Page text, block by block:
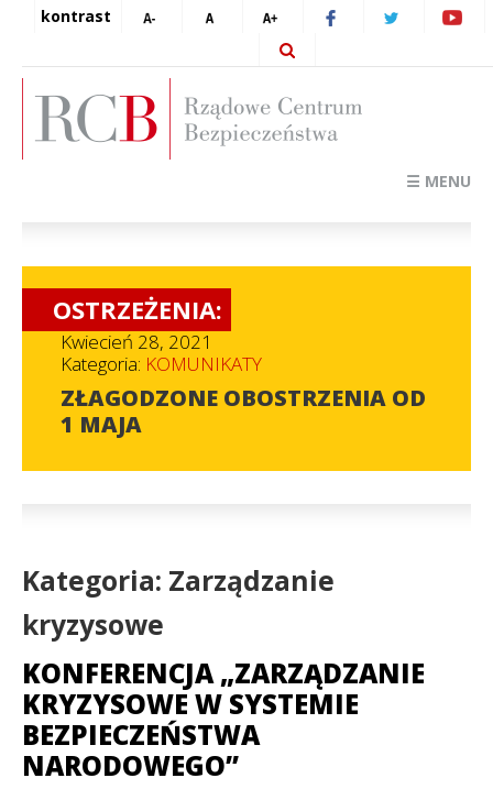
kontrast
☰ MENU
OSTRZEŻENIA:
Kwiecień 28, 2021
Kategoria: KOMUNIKATY
ZŁAGODZONE OBOSTRZENIA OD
1 MAJA
Kategoria: Zarządzanie
kryzysowe
KONFERENCJA „ZARZĄDZANIE
KRYZYSOWE W SYSTEMIE
BEZPIECZEŃSTWA
NARODOWEGO”